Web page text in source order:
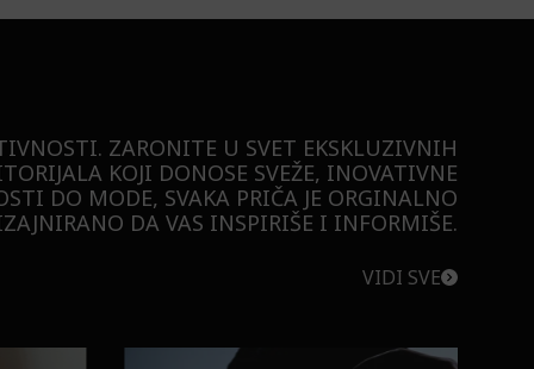
ZARONITE U SVET EKSKLUZIVNIH
KOJI DONOSE SVEŽE, INOVATIVNE
DO MODE, SVAKA PRIČA JE ORGINALNO
DA VAS INSPIRIŠE I INFORMIŠE.
VIDI SVE